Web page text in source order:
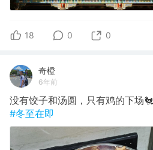
18 0 0
奇橙
6年前
没有饺子和汤圆，只有鸡的下场🐔
#冬至在即